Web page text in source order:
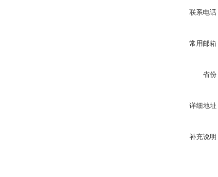
联系电话
常用邮箱
省份
详细地址
补充说明